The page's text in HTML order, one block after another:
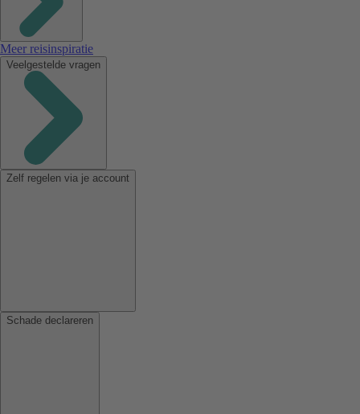
Meer reisinspiratie
Veelgestelde vragen
Zelf regelen via je account
Schade declareren